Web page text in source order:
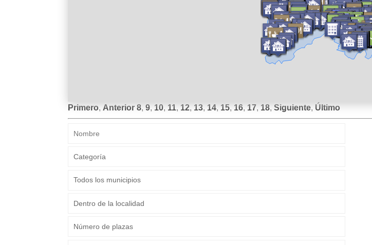
Primero, Anterior 8, 9, 10, 11, 12, 13, 14, 15, 16, 17, 18, Siguiente, Último